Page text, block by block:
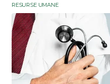
RESURSE UMANE